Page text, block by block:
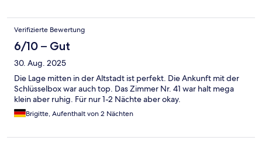
Verifizierte Bewertung
6/10 – Gut
30. Aug. 2025
Die Lage mitten in der Altstadt ist perfekt. Die Ankunft mit der
Schlüsselbox war auch top. Das Zimmer Nr. 41 war halt mega
klein aber ruhig. Für nur 1-2 Nächte aber okay.
Brigitte, Aufenthalt von 2 Nächten